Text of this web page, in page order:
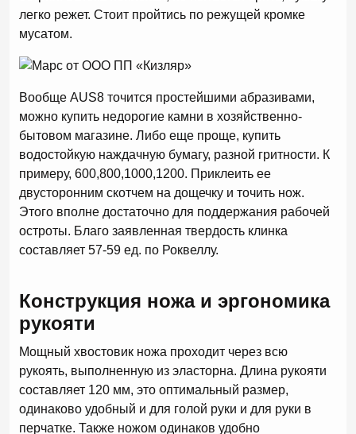
легко режет. Стоит пройтись по режущей кромке
мусатом.
Вообще AUS8 точится простейшими абразивами,
можно купить недорогие камни в хозяйственно-
бытовом магазине. Либо еще проще, купить
водостойкую наждачную бумагу, разной гритности. К
примеру, 600,800,1000,1200. Приклеить ее
двусторонним скотчем на дощечку и точить нож.
Этого вполне достаточно для поддержания рабочей
остроты. Благо заявленная твердость клинка
составляет 57-59 ед. по Роквеллу.
Конструкция ножа и эргономика
рукояти
Мощный хвостовик ножа проходит через всю
рукоять, выполненную из эласторна. Длина рукояти
составляет 120 мм, это оптимальный размер,
одинаково удобный и для голой руки и для руки в
перчатке. Также ножом одинаков удобно